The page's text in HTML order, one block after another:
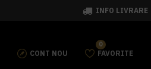
INFO LIVRARE
CONT NOU FAVORITE
0